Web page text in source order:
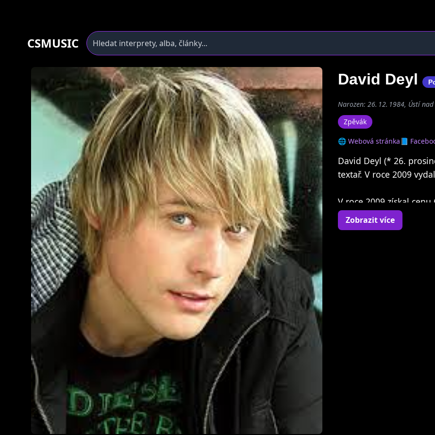
CSMUSIC
David Deyl
Narozen: 26. 12. 1984, Ústí nad
Zpěvák
🌐 Webová stránka📘
David Deyl (* 26.
textař. V roce 2009
V roce 2009 získal
V roce 2010 získal
V březnu 2011 získal
Zobrazit více